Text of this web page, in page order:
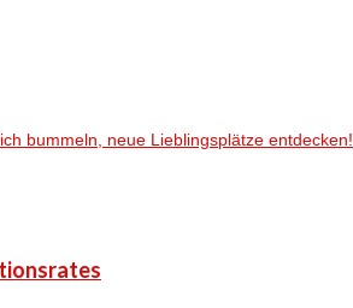
bummeln, neue Lieblingsplätze entdecken!